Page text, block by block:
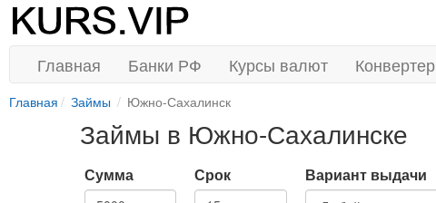
Главная Банки РФ Курсы валют Конвертер
Главная Займы Южно-Сахалинск
Займы в Южно-Сахалинске
Сумма Срок Вариант выдачи